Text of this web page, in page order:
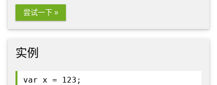
尝试一下 »
实例
var x = 123;